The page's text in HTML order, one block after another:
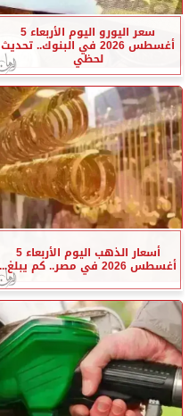
سعر اليورو اليوم الأربعاء 5
أغسطس 2026 في البنوك.. تحديث
لحظي
أسعار الذهب اليوم الأربعاء 5
أغسطس 2026 في مصر.. كم يبلغ...